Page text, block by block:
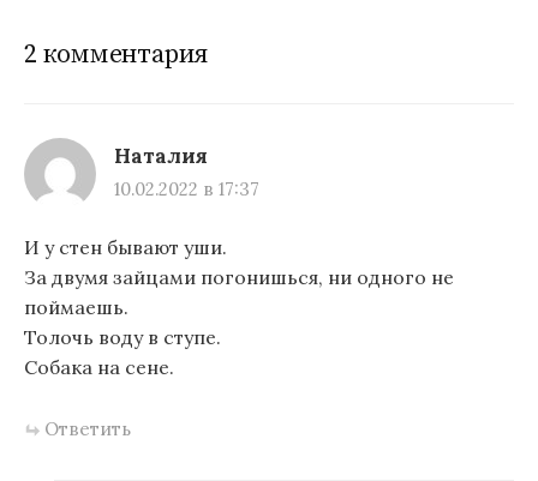
2 комментария
Наталия
10.02.2022 в 17:37
И у стен бывают уши.
За двумя зайцами погонишься, ни одного не
поймаешь.
Толочь воду в ступе.
Собака на сене.
Ответить